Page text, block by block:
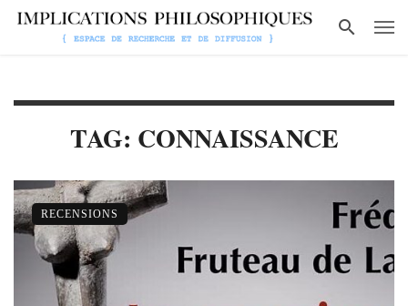
TAG: CONNAISSANCE
RECENSIONS